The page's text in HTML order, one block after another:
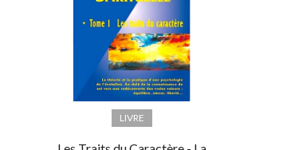
LIVRE